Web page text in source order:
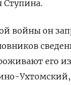
Ступина.
войны он
его